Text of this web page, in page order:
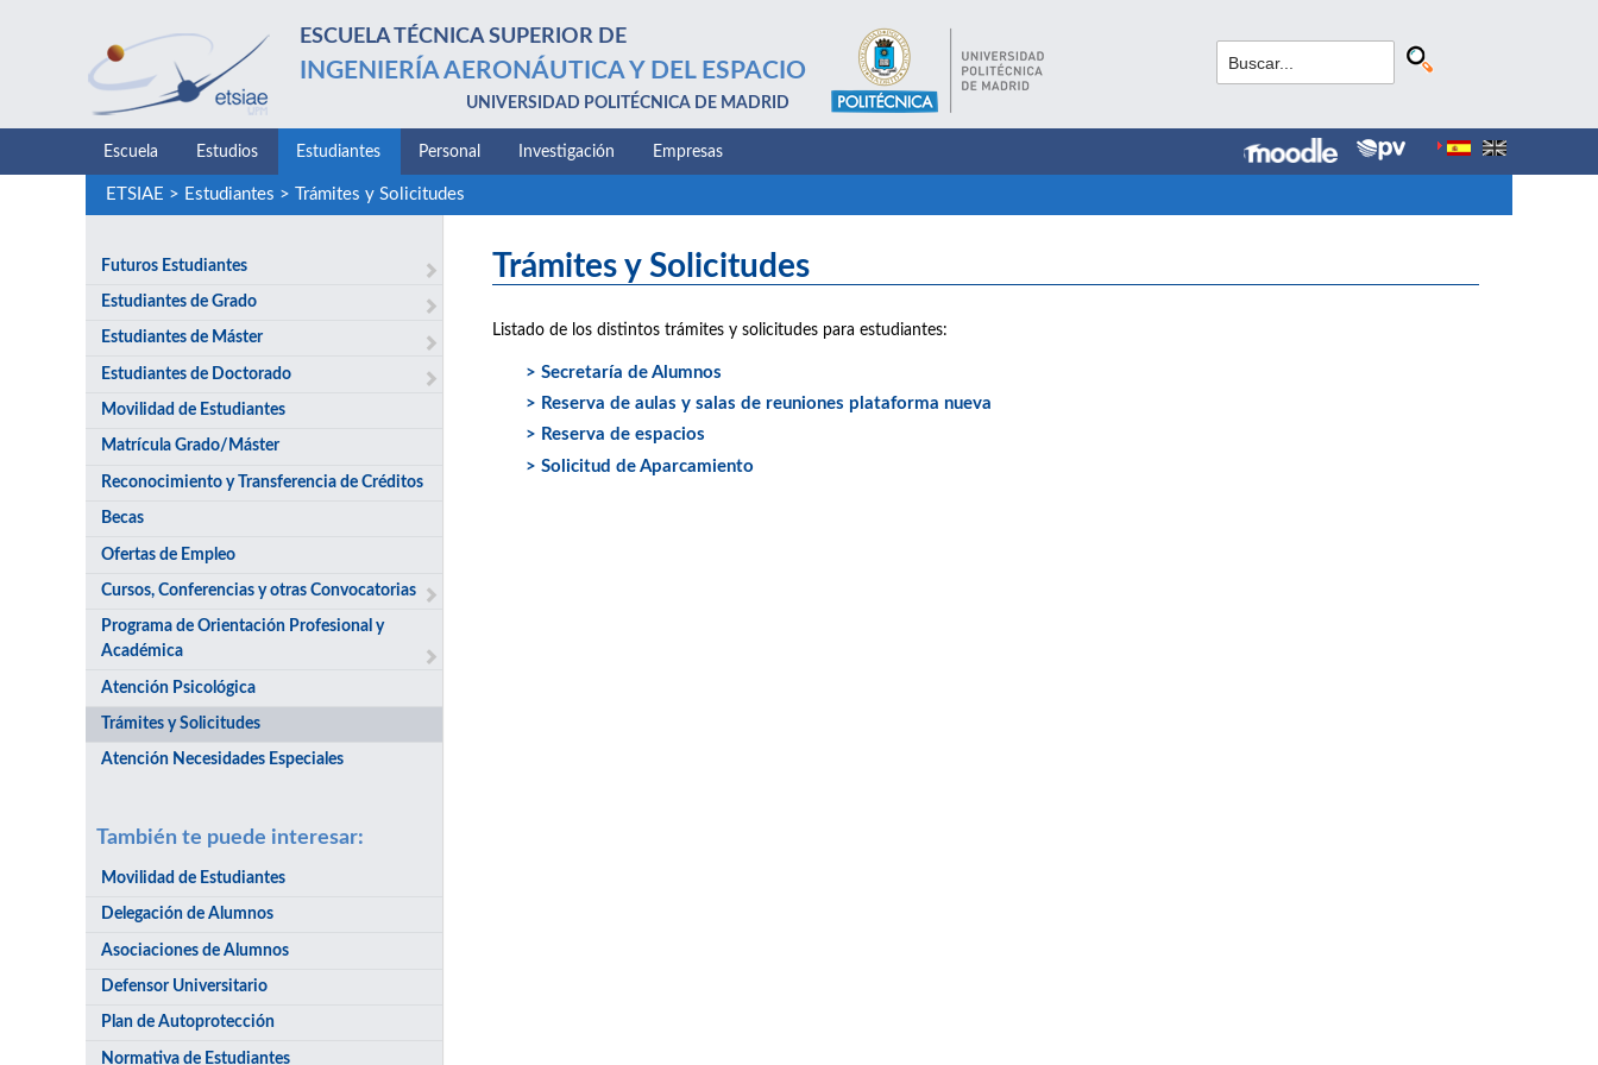
ESCUELA TÉCNICA SUPERIOR DE
INGENIERÍA AERONÁUTICA Y DEL ESPACIO
UNIVERSIDAD POLITÉCNICA DE MADRID
Escuela Estudios Estudiantes Personal Investigación Empresas
ETSIAE > Estudiantes > Trámites y Solicitudes
Futuros Estudiantes
Estudiantes de Grado
Estudiantes de Máster
Estudiantes de Doctorado
Movilidad de Estudiantes
Matrícula Grado/Máster
Reconocimiento y Transferencia de Créditos
Becas
Ofertas de Empleo
Cursos, Conferencias y otras Convocatorias
Programa de Orientación Profesional y
Académica
Atención Psicológica
Trámites y Solicitudes
Atención Necesidades Especiales
También te puede interesar:
Movilidad de Estudiantes
Delegación de Alumnos
Asociaciones de Alumnos
Defensor Universitario
Plan de Autoprotección
Normativa de Estudiantes
Trámites y Solicitudes
Listado de los distintos trámites y solicitudes para estudiantes:
> Secretaría de Alumnos
> Reserva de aulas y salas de reuniones plataforma nueva
> Reserva de espacios
> Solicitud de Aparcamiento